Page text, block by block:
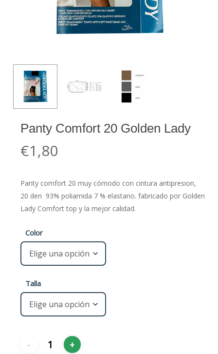
Panty Comfort 20 Golden Lady
€1,80
Panty comfort 20 muy cómodo con cintura antipresion,
20 den 93% poliamida 7 % elastano. fabricado por Golden
Lady Comfort top y la mejor calidad.
Color
Talla